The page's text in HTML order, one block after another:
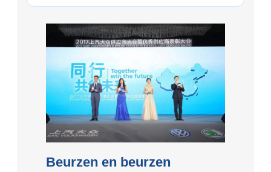
Beurzen en beurzen